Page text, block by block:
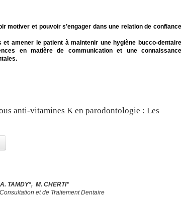
motiver et pouvoir s’engager dans une relation de confiance
amener le patient à maintenir une hygiène bucco-dentaire
en matière de communication et une connaissance
anti-vitamines K en parodontologie : Les
TAMDY*, M. CHERTI*
et de Traitement Dentaire